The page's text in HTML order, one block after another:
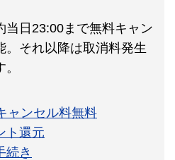
当日23:00まで無料キャン
。それ以降は取消料発生
ャンセル料無料
ト還元
続き